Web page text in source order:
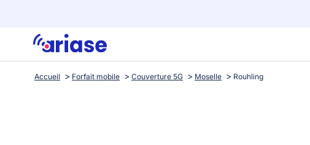
Accueil Forfait mobile Couverture 5G Moselle Rouhling